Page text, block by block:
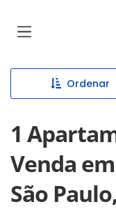
Ordenar
1
Venda
São